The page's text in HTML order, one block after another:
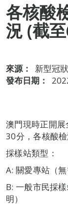
各核酸
況 (截
來源：
新型冠
發布日期：
澳門現時正開
30分，各核酸
採樣站類型：
A: 關愛專站（無
B: 一般市民採
明）